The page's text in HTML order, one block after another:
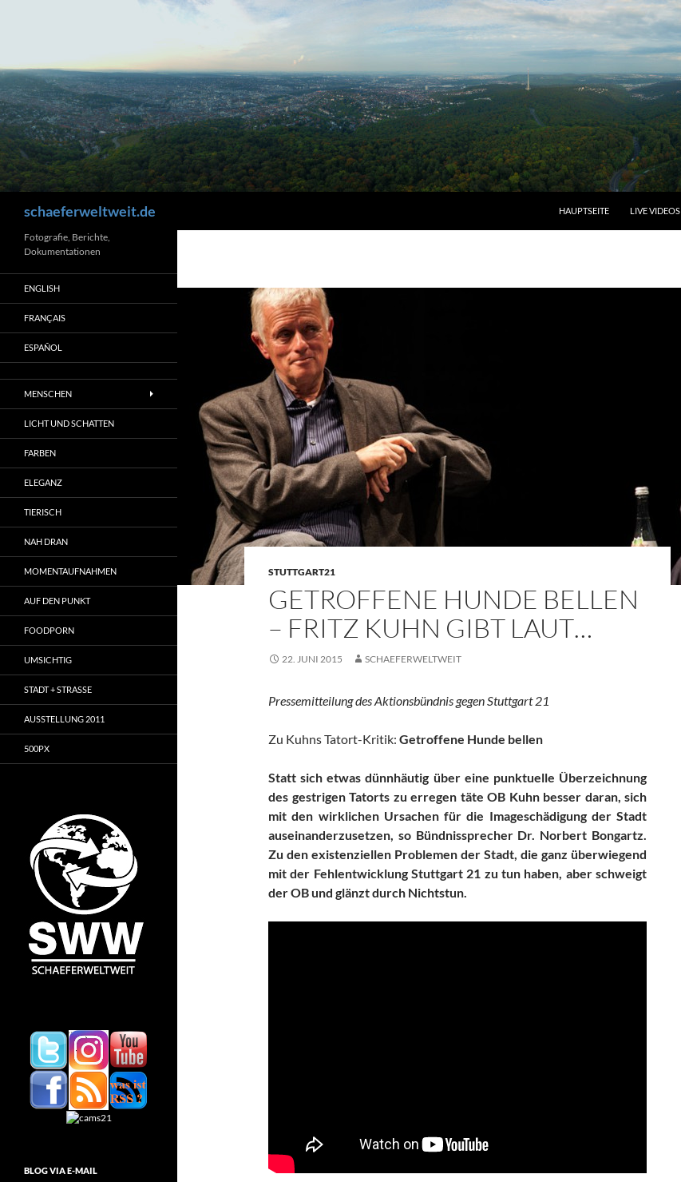
schaeferweltweit.de HAUPTSEITE LIVE VIDEOS
STUTTGART21
GETROFFENE HUNDE BELLEN
– FRITZ KUHN GIBT LAUT…
22. JUNI 2015 SCHAEFERWELTWEIT
Pressemitteilung des Aktionsbündnis gegen Stuttgart 21
Zu Kuhns Tatort-Kritik: Getroffene Hunde bellen
Statt sich etwas dünnhäutig über eine punktuelle Überzeichnung
des gestrigen Tatorts zu erregen täte OB Kuhn besser daran, sich
mit den wirklichen Ursachen für die Imageschädigung der Stadt
auseinanderzusetzen, so Bündnissprecher Dr. Norbert Bongartz.
Zu den existenziellen Problemen der Stadt, die ganz überwiegend
mit der Fehlentwicklung Stuttgart 21 zu tun haben, aber schweigt
der OB und glänzt durch Nichtstun.
Fotografie, Berichte,
Dokumentationen
ENGLISH
FRANÇAIS
ESPAÑOL
MENSCHEN
LICHT UND SCHATTEN
FARBEN
ELEGANZ
TIERISCH
NAH DRAN
MOMENTAUFNAHMEN
AUF DEN PUNKT
FOODPORN
UMSICHTIG
STADT + STRASSE
AUSSTELLUNG 2011
500PX
BLOG VIA E-MAIL